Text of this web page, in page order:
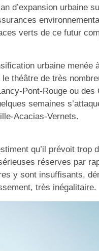
d’expansion urbaine
verts de ce futur
urbaine menée
théâtre de très
Pont-Rouge ou des
semaines
Acacias-Vernets.
qu’il prévoit trop
réserves par
y sont insuffisants,
très inégalitaire.